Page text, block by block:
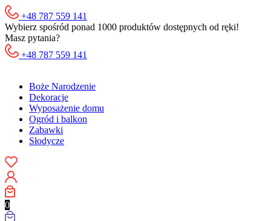
+48 787 559 141
Wybierz spośród ponad 1000 produktów dostępnych od ręki!
Masz pytania?
+48 787 559 141
Boże Narodzenie
Dekoracje
Wyposażenie domu
Ogród i balkon
Zabawki
Słodycze
0